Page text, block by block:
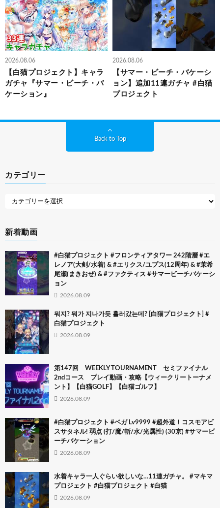
2026.08.06
【白猫プロジェクト】キャラ
ガチャ『サマー・ビーチ・バ
ケーション』
2026.08.06
【サマー・ビーチ・バケーシ
ョン】追加11連ガチャ #白猫
プロジェクト
Back to Top
カテゴリー
新着動画
#白猫プロジェクト #フロンティアタワー 242階層 #エ
レノア(大剣/水着) & #エリクス/ユプス(12周年) & #茉希
尾瀬(まきおぜ) & #ファクティス #サマービーチバケーシ
ョン
2026.08.09
뭐지? 뭐가 지나가듯 흘러갔는데? [白猫プロジェクト] #
白猫プロジェクト
2026.08.09
第147回 WEEKLY TOURNAMENT セミファイナル
2ndコース プレイ動画・攻略【ウィークリートーナメ
ント】【白猫GOLF】【白猫ゴルフ】
2026.08.09
#白猫プロジェクト #ベガ Lv9999 #超外道！コスモアビ
スサタネル! 弱点 (打/魔/斬/水/光属性) (30京) #サマービ
ーチバケーション
2026.08.09
水着キャラ一人ぐらい欲しいな…11連ガチャ。 #マキマ
プロジェクト #白猫プロジェクト #白猫
2026.08.09